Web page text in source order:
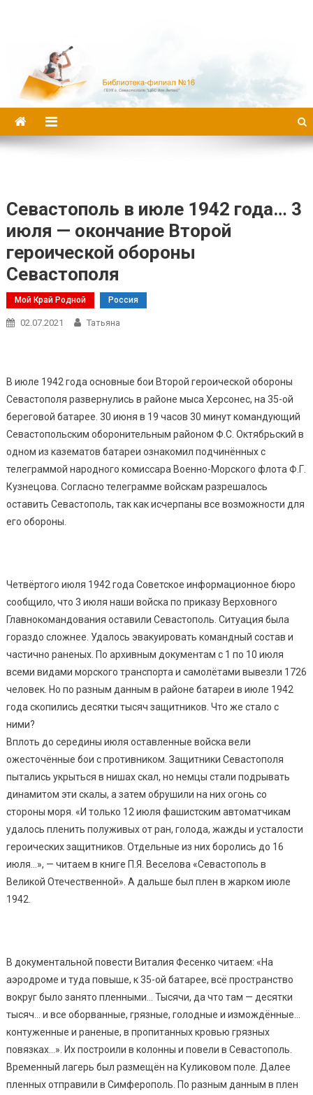
Севастополь в июле 1942 года… 3
июля — окончание Второй
героической обороны
Севастополя
Мой Край Родной Россия
02.07.2021 Татьяна
В июле 1942 года основные бои Второй героической обороны
Севастополя развернулись в районе мыса Херсонес, на 35-ой
береговой батарее. 30 июня в 19 часов 30 минут командующий
Севастопольским оборонительным районом Ф.С. Октябрьский в
одном из казематов батареи ознакомил подчинённых с
телеграммой народного комиссара Военно-Морского флота Ф.Г.
Кузнецова. Согласно телеграмме войскам разрешалось
оставить Севастополь, так как исчерпаны все возможности для
его обороны.
Четвёртого июля 1942 года Советское информационное бюро
сообщило, что 3 июля наши войска по приказу Верховного
Главнокомандования оставили Севастополь. Ситуация была
гораздо сложнее. Удалось эвакуировать командный состав и
частично раненых. По архивным документам с 1 по 10 июля
всеми видами морского транспорта и самолётами вывезли 1726
человек. Но по разным данным в районе батареи в июле 1942
года скопились десятки тысяч защитников. Что же стало с
ними?
Вплоть до середины июля оставленные войска вели
ожесточённые бои с противником. Защитники Севастополя
пытались укрыться в нишах скал, но немцы стали подрывать
динамитом эти скалы, а затем обрушили на них огонь со
стороны моря. «И только 12 июля фашистским автоматчикам
удалось пленить полуживых от ран, голода, жажды и усталости
героических защитников. Отдельные из них боролись до 16
июля…», — читаем в книге П.Я. Веселова «Севастополь в
Великой Отечественной». А дальше был плен в жарком июле
1942.
В документальной повести Виталия Фесенко читаем: «На
аэродроме и туда повыше, к 35-ой батарее, всё пространство
вокруг было занято пленными… Тысячи, да что там — десятки
тысяч… и все оборванные, грязные, голодные и измождённые…
контуженные и раненые, в пропитанных кровью грязных
повязках…». Их построили в колонны и повели в Севастополь.
Временный лагерь был размещён на Куликовом поле. Далее
пленных отправили в Симферополь. По разным данным в плен